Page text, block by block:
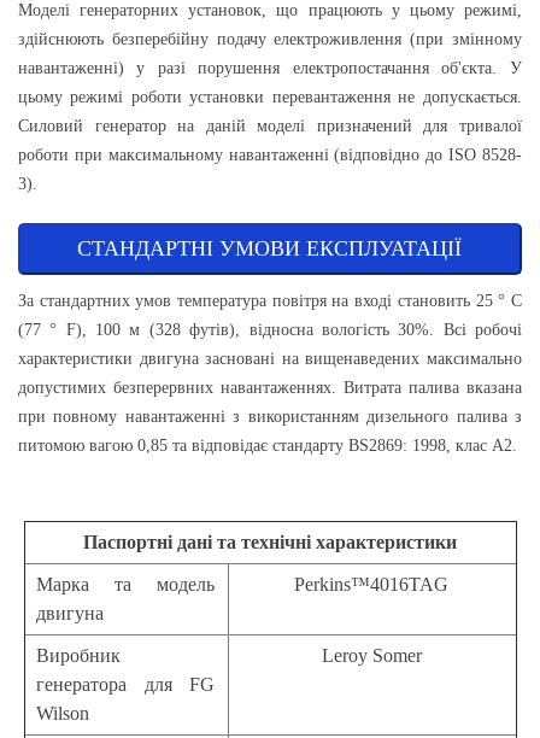
Моделі генераторних установок, що працюють у цьому режимі,
здійснюють безперебійну подачу електроживлення (при змінному
навантаженні) у разі порушення електропостачання об'єкта. У
цьому режимі роботи установки перевантаження не допускається.
Силовий генератор на даній моделі призначений для тривалої
роботи при максимальному навантаженні (відповідно до ISO 8528-
3).
СТАНДАРТНІ УМОВИ ЕКСПЛУАТАЦІЇ
За стандартних умов температура повітря на вході становить 25 ° С
(77 ° F), 100 м (328 футів), відносна вологість 30%. Всі робочі
характеристики двигуна засновані на вищенаведених максимально
допустимих безперервних навантаженнях. Витрата палива вказана
при повному навантаженні з використанням дизельного палива з
питомою вагою 0,85 та відповідає стандарту BS2869: 1998, клас А2.
Паспортні дані та технічні характеристики
Марка та модель
двигуна
Perkins™4016TAG
Виробник
генератора для FG
Wilson
Leroy Somer